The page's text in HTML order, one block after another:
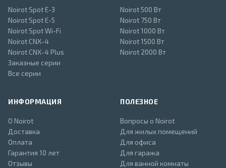
Noirot Spot E-3
Noirot Spot E-5
Noirot Spot Wi-Fi
Noirot CNX-4
Noirot CNX-4 Plus
Заказные серии
Все серии
Noirot 500 Вт
Noirot 750 Вт
Noirot 1000 Вт
Noirot 1500 Вт
Noirot 2000 Вт
ИНФОРМАЦИЯ
О Noirot
Доставка
Оплата
Гарантия 10 лет
Отзывы
ПОЛЕЗНОЕ
Вопросы о Noirot
Для жилых помещений
Для офиса
Для гаража
Для ванной комнаты